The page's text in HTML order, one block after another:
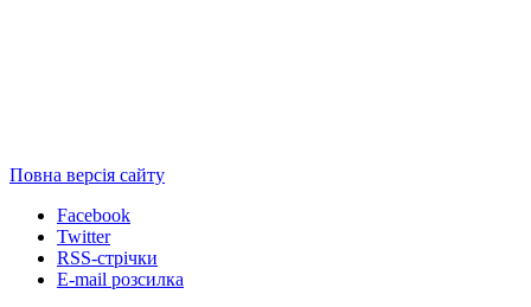
Повна версія сайту
Facebook
Twitter
RSS-стрічки
E-mail розсилка